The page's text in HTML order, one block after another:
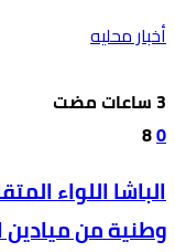
أخبار محليه
0
8
الباشا اللواء
وطنية من